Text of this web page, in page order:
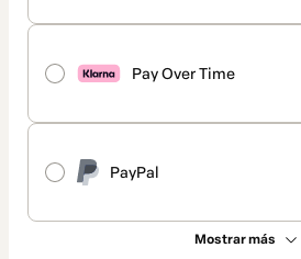
Pay Over Time
PayPal
Mostrar más